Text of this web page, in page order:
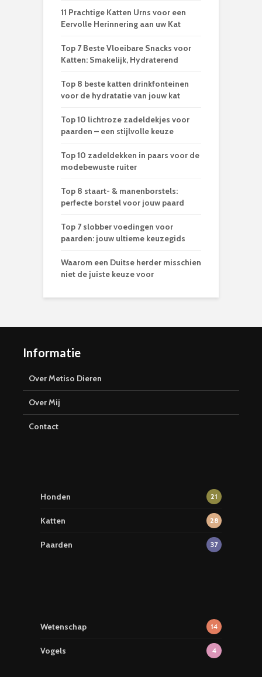
11 Prachtige Katten Urns voor een
Eervolle Herinnering aan uw Kat
Top 7 Beste Vloeibare Snacks voor
Katten: Smakelijk, Hydraterend
Top 8 beste katten drinkfonteinen
voor de hydratatie van jouw kat
Top 10 lichtroze zadeldekjes voor
paarden – een stijlvolle keuze
Top 10 zadeldekken in paars voor de
modebewuste ruiter
Top 8 staart- & manenborstels:
perfecte borstel voor jouw paard
Top 7 slobber voedingen voor
paarden: jouw ultieme keuzegids
Waarom een Duitse herder misschien
niet de juiste keuze voor
Informatie
Over Metiso Dieren
Over Mij
Contact
Honden 21
Katten 28
Paarden 37
Wetenschap 14
Vogels 4